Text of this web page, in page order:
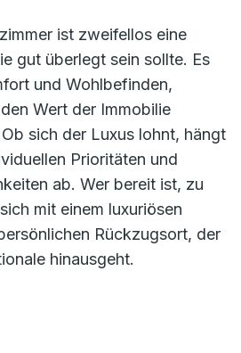
ist zweifellos eine
gut überlegt sein sollte. Es
und Wohlbefinden,
Wert der Immobilie
sich der Luxus lohnt, hängt
Prioritäten und
ab. Wer bereit ist, zu
mit einem luxuriösen
Rückzugsort, der
hinausgeht.